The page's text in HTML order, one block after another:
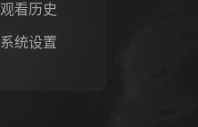
观看历史
系统设置